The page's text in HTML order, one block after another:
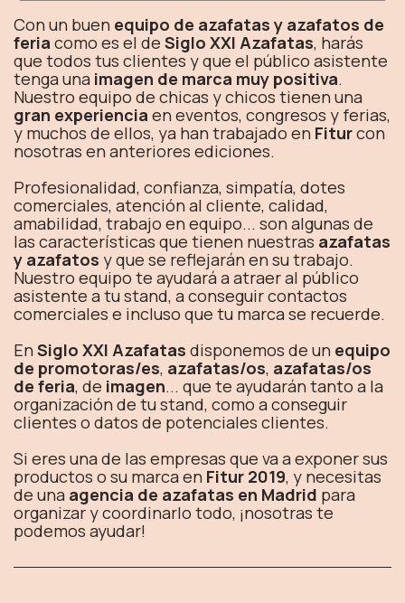
Con un buen equipo de azafatas y azafatos de
feria como es el de Siglo XXI Azafatas, harás
que todos tus clientes y que el público asistente
tenga una imagen de marca muy positiva.
Nuestro equipo de chicas y chicos tienen una
gran experiencia en eventos, congresos y ferias,
y muchos de ellos, ya han trabajado en Fiturcon
nosotras en anteriores ediciones.
Profesionalidad, confianza, simpatía, dotes
comerciales, atención al cliente, calidad,
amabilidad, trabajo en equipo... son algunas de
las características que tienen nuestras azafatas
y azafatos y que se reflejarán en su trabajo.
Nuestro equipo te ayudará a atraer al público
asistente a tu stand, a conseguir contactos
comerciales e incluso que tu marca se recuerde.
EnSiglo XXI Azafatas disponemos de un equipo
de promotoras/es, azafatas/os, azafatas/os
de feria, de imagen... que te ayudarán tanto a la
organización de tu stand, como a conseguir
clientes o datos de potenciales clientes.
Si eres una de las empresas que va a exponer sus
productos o su marca en Fitur 2019, y necesitas
de una agencia de azafatas en Madrid para
organizar y coordinarlo todo, ¡nosotras te
podemos ayudar!